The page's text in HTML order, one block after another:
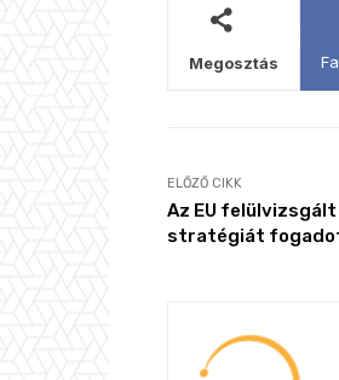
Megosztás
ELŐZŐ CIKK
Az EU
stratégiát